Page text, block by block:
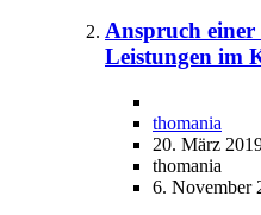
Anspruch
Leistungen im
thomania
20. März
thomania
6. November